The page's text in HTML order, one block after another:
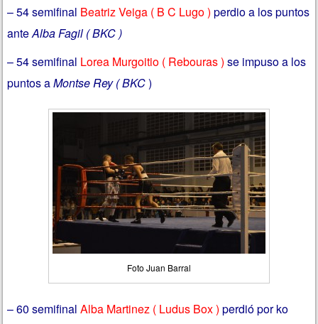
– 54 semifinal Beatriz Veiga ( B C Lugo ) perdio a los puntos
anteAlba Fagil ( BKC )
– 54 semifinal Lorea Murgoitio ( Rebouras ) se impuso a los
puntos aMontse Rey ( BKC)
Foto Juan Barral
– 60 semifinalAlba Martinez ( Ludus Box ) perdió por ko